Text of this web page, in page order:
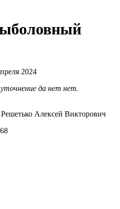
2024
да нет нет.
Алексей Викторович